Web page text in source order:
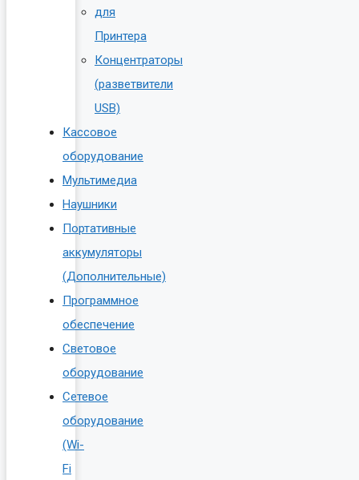
для
Принтера
Концентраторы
(разветвители
USB)
Кассовое
оборудование
Мультимедиа
Наушники
Портативные
аккумуляторы
(Дополнительные)
Программное
обеспечение
Световое
оборудование
Сетевое
оборудование
(Wi-
Fi